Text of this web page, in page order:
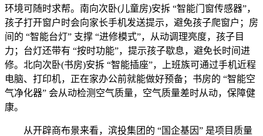
环境可随时求帮。南向次卧(儿童房)安拆 “智能门窗传感器”，
孩子打开窗户时会向家长手机发送提示，避免孩子爬窗户；房
间的 “智能台灯” 支撑 “进修模式”，从动调理亮度，孩子目
力；台灯还带有 “按时功能”，提示孩子歇息，避免长时间进
修。北向次卧(书房)安拆 “智能插座”，上班族可通过手机近程
电脑、打印机，正在家办公前就能做好预备；书房的 “智能空
气净化器” 会从动检测空气质量，空气质量差时从动，保障健
康。
从开辟商布景来看，滨投集团的 “国企基因” 是项目质量